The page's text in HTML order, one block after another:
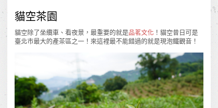
貓空茶園
貓空除了坐纜車、看夜景，最重要的就是品茗文化 ！貓空昔日可是
臺北市最大的產茶區之一！來這裡最不能錯過的就是現泡鐵觀音！